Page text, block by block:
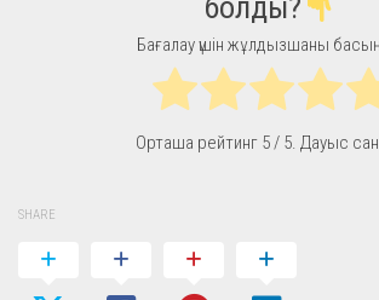
болды?
Бағалау үшін жұлдызшаны
Орташа рейтинг 5/ 5. Дауыс
SHARE